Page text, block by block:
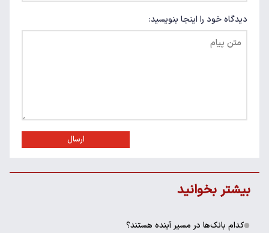
دیدگاه خود را اینجا بنویسید:
ارسال
بیشتر بخوانید
کدام بانک‌ها در مسیر آینده هستند؟